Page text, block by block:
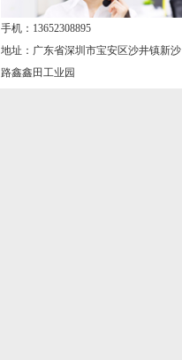
手机：13652308895
地址：广东省深圳市宝安区沙井镇新沙
路鑫鑫田工业园